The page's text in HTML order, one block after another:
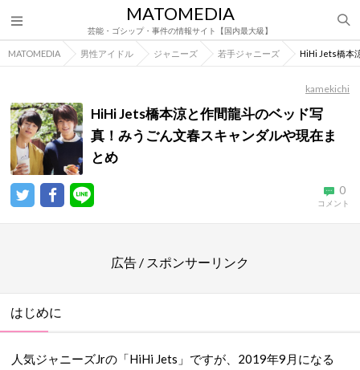
MATOMEDIA
芸能・ゴシップ・事件の情報サイト【国内最大級】
MATOMEDIA 男性アイドル ジャニーズ 若手ジャニーズ HiHi Jets橋本
kamekichi
HiHi Jets橋本涼と作間龍斗のベッド写
真！みうごん文春スキャンダルや現在ま
とめ
0
コメント
広告 / スポンサーリンク
はじめに
人気ジャニーズJrの「HiHi Jets」ですが、2019年9月になる